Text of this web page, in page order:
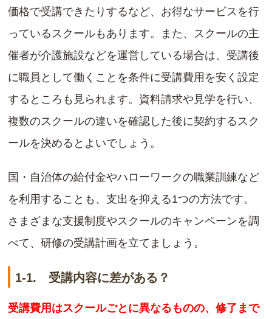
価格で受講できたりするなど、お得なサービスを行
っているスクールもあります。また、スクールの主
催者が介護施設などを運営している場合は、受講後
に職員として働くことを条件に受講費用を安く設定
するところも見られます。資料請求や見学を行い、
複数のスクールの違いを確認した後に契約するスク
ールを決めるとよいでしょう。
国・自治体の給付金やハローワークの職業訓練など
を利用することも、支出を抑える1つの方法です。
さまざまな支援制度やスクールのキャンペーンを調
べて、研修の受講計画を立てましょう。
1-1. 受講内容に差がある？
受講費用はスクールごとに異なるものの、修了まで